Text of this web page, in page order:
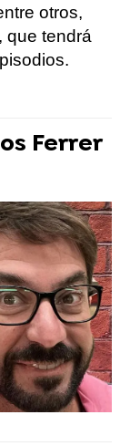
otros,
que tendrá
Ferrer